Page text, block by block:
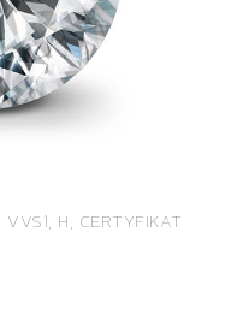
H, CERTYFIKAT